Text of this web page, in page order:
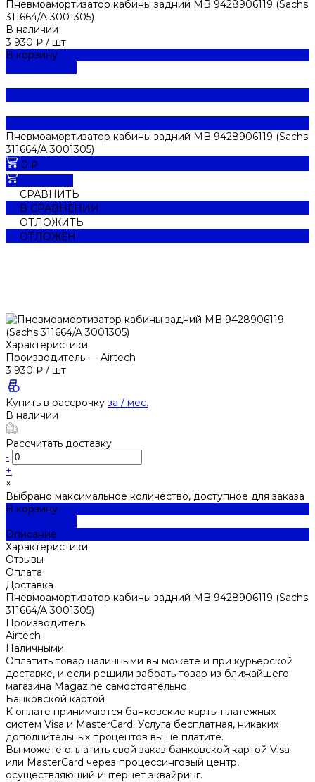
Пневмоамортизатор кабины задний MB 9428906119 (Sachs
311664/A 3001305)
В наличии
3 930 ₽ / шт
В корзину
Пневмоамортизатор кабины задний MB 9428906119 (Sachs
311664/A 3001305)
0 ₽
СРАВНИТЬ
В СРАВНЕНИИ
ОТЛОЖИТЬ
ОТЛОЖЕН
Характеристики
Производитель — Airtech
3 930 ₽ / шт
Купить в рассрочку за / мес.
В наличии
Рассчитать доставку
-
+
×
Выбрано максимальное количество, доступное для заказа
В корзину
Описание
Характеристики
Отзывы
Оплата
Доставка
Пневмоамортизатор кабины задний MB 9428906119 (Sachs
311664/A 3001305)
Производитель
Airtech
Наличными
Оплатить товар наличными вы можете и при курьерской
доставке, и если решили забрать товар из ближайшего
магазина Magazine самоcтоятельно.
Банковской картой
К оплате принимаются банковские карты платежных
систем Visa и MasterCard. Услуга бесплатная, никаких
дополнительных процентов вы не платите.
Вы можете оплатить свой заказ банковской картой Visa
или MasterCard через процессинговый центр,
осуществляющий интернет эквайринг.